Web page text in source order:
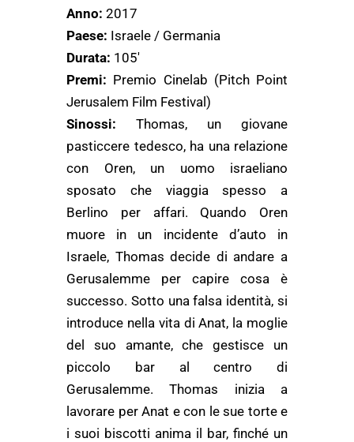
Anno: 2017
Paese: Israele / Germania
Durata: 105′
Premi: Premio Cinelab (Pitch Point
Jerusalem Film Festival)
Sinossi: Thomas, un giovane
pasticcere tedesco, ha una relazione
con Oren, un uomo israeliano
sposato che viaggia spesso a
Berlino per affari. Quando Oren
muore in un incidente d’auto in
Israele, Thomas decide di andare a
Gerusalemme per capire cosa è
successo. Sotto una falsa identità, si
introduce nella vita di Anat, la moglie
del suo amante, che gestisce un
piccolo bar al centro di
Gerusalemme. Thomas inizia a
lavorare per Anat e con le sue torte e
i suoi biscotti anima il bar, finché un